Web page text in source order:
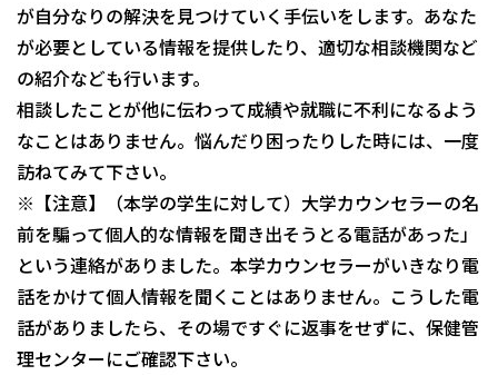
が自分なりの解決を見つけていく手伝いをします。あなた
が必要としている情報を提供したり、適切な相談機関など
の紹介なども行います。
相談したことが他に伝わって成績や就職に不利になるよう
なことはありません。悩んだり困ったりした時には、一度
訪ねてみて下さい。
※【注意】（本学の学生に対して）大学カウンセラーの名
前を騙って個人的な情報を聞き出そうとる電話があった」
という連絡がありました。本学カウンセラーがいきなり電
話をかけて個人情報を聞くことはありません。こうした電
話がありましたら、その場ですぐに返事をせずに、保健管
理センターにご確認下さい。